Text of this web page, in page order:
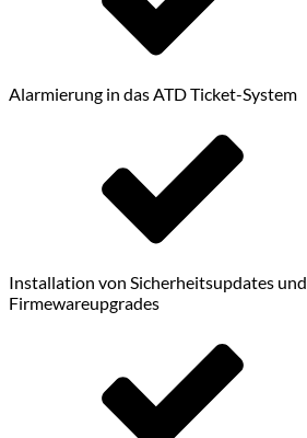
Alarmierung in das ATD Ticket-System
Installation von Sicherheitsupdates und
Firmewareupgrades